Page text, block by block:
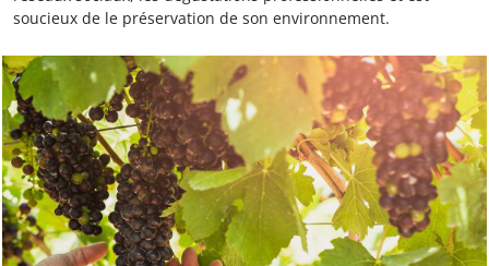
soucieux de le préservation de son environnement.